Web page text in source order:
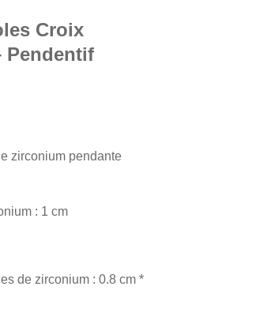
Croix
Pendentif
zirconium pendante
: 1 cm
de zirconium : 0.8 cm *